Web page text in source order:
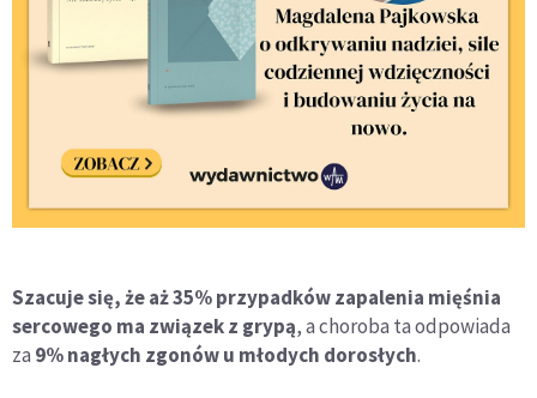
Szacuje się, że aż 35% przypadków zapalenia mięśnia
sercowego ma związek z grypą, a choroba ta odpowiada
za 9% nagłych zgonów u młodych dorosłych.